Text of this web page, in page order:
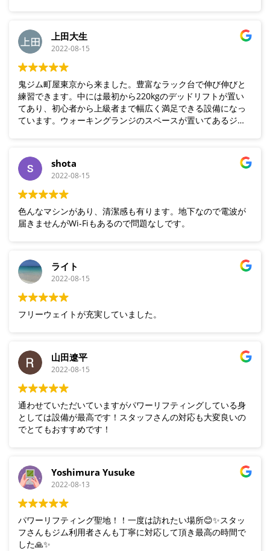
上田大生
2022-08-15
鬼ジム町屋東京から来ました。豊富なラック台で伸び伸びと
練習できます。中には最初から220kgのデッドリフトが置い
てあり、初心者から上級者まで幅広く満足できる設備になっ
ています。ウォーキングランジのスペースが置いてあるジム
利用ですがあっという間に3時間経ってました。また大阪に寄
る際は足を運ぼうかと思います。会員の人達とも交流でき
て、充実した時間を過ごせました。ありがとうございます。
shota
2022-08-15
色んなマシンがあり、清潔感も有ります。地下なので電波が
届きませんがWi-Fiもあるので問題なしです。
ライト
2022-08-15
フリーウェイトが充実していました。
山田遼平
2022-08-15
通わせていただいていますがパワーリフティングしている身
としては設備が最高です！スタッフさんの対応も大変良いの
でとてもおすすめです！
Yoshimura Yusuke
2022-08-13
パワーリフティング聖地！！一度は訪れたい場所😊✨スタッ
フさんもジム利用者さんも丁寧に対応して頂き最高の時間で
した🙏✨